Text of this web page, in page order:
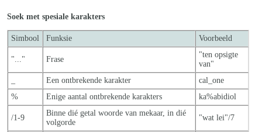
Soek met spesiale karakters
Simbool Funksie Voorbeeld
"..." Frase
"ten opsigte
van"
Een ontbrekende karakter
cal_one
%
Enige aantal ontbrekende karakters ka%abidiol
/1-9
Binne dié getal woorde van mekaar, in dié
volgorde
"wat lei"/7